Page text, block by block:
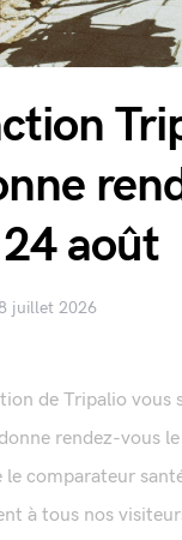
août
juillet 2026
de Tripalio vous
rendez-vous
le comparateur
à tous nos